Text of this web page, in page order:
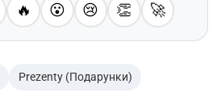
🔥 😮 😢 👏 🚀
Prezenty (Подарунки)